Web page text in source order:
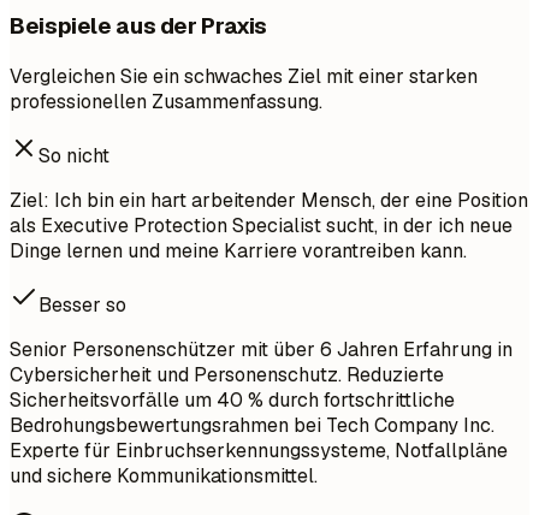
Beispiele aus der Praxis
Vergleichen Sie ein schwaches Ziel mit einer starken
professionellen Zusammenfassung.
So nicht
Ziel: Ich bin ein hart arbeitender Mensch, der eine Position
als Executive Protection Specialist sucht, in der ich neue
Dinge lernen und meine Karriere vorantreiben kann.
Besser so
Senior Personenschützer mit über 6 Jahren Erfahrung in
Cybersicherheit und Personenschutz. Reduzierte
Sicherheitsvorfälle um 40 % durch fortschrittliche
Bedrohungsbewertungsrahmen bei Tech Company Inc.
Experte für Einbruchserkennungssysteme, Notfallpläne
und sichere Kommunikationsmittel.